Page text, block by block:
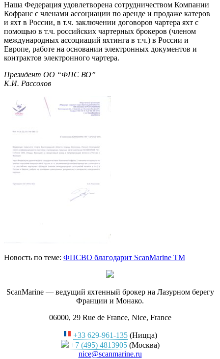
Наша Федерация удовлетворена сотрудничеством Компании
Кофранс с членами ассоциации по аренде и продаже катеров
и яхт в России, в т.ч. заключении договоров чартера яхт с
помощью в т.ч. российских чартерных брокеров (членом
международных ассоциаций яхтинга в т.ч.) в России и
Европе, работе на основании электронных документов и
контрактов электронного чартера.
Президент ОО “ФПС ВО”
К.И. Рассолов
Новость по теме: ФПСВО благодарит ScanMarine TM
ScanMarine — ведущий яхтенный брокер на Лазурном берегу
Франции и Монако.
06000, 29 Rue de France, Nice, France
+33 629-961-135(Ницца)
+7 (495) 4813905(Москва)
nice@scanmarine.ru